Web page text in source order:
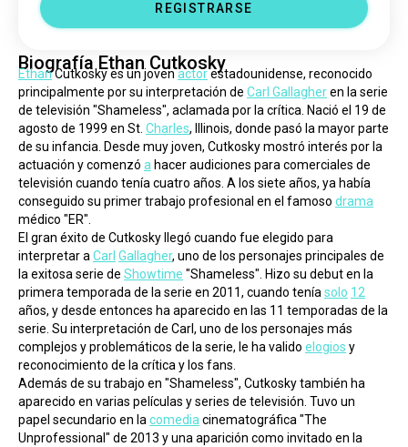
REGISTRARSE
Biografía Ethan Cutkosky
Ethan Cutkosky es un joven actor estadounidense, reconocido
principalmente por su interpretación de Carl Gallagher en la serie
de televisión "Shameless", aclamada por la crítica. Nació el 19 de
agosto de 1999 en St. Charles, Illinois, donde pasó la mayor parte
de su infancia. Desde muy joven, Cutkosky mostró interés por la
actuación y comenzó a hacer audiciones para comerciales de
televisión cuando tenía cuatro años. A los siete años, ya había
conseguido su primer trabajo profesional en el famoso drama
médico "ER".
El gran éxito de Cutkosky llegó cuando fue elegido para
interpretar a Carl Gallagher, uno de los personajes principales de
la exitosa serie de Showtime "Shameless". Hizo su debut en la
primera temporada de la serie en 2011, cuando tenía solo 12
años, y desde entonces ha aparecido en las 11 temporadas de la
serie. Su interpretación de Carl, uno de los personajes más
complejos y problemáticos de la serie, le ha valido elogios y
reconocimiento de la crítica y los fans.
Además de su trabajo en "Shameless", Cutkosky también ha
aparecido en varias películas y series de televisión. Tuvo un
papel secundario en la comedia cinematográfica "The
Unprofessional" de 2013 y una aparición como invitado en la